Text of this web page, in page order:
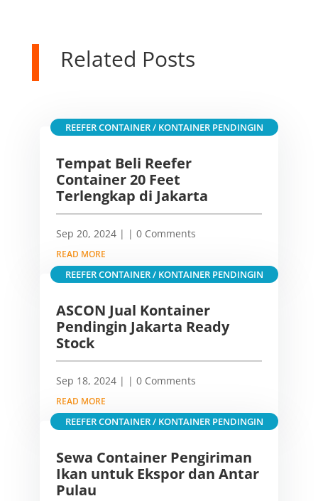
Related Posts
Tempat Beli Reefer
Container 20 Feet
Terlengkap di Jakarta
Sep 20, 2024|
REEFER CONTAINER / KONTAINER PENDINGIN
| 0 Comments
READ MORE
ASCON Jual Kontainer
Pendingin Jakarta Ready
Stock
Sep 18, 2024|
REEFER CONTAINER / KONTAINER PENDINGIN
| 0 Comments
READ MORE
Sewa Container Pengiriman
Ikan untuk Ekspor dan Antar
Pulau
REEFER CONTAINER / KONTAINER PENDINGIN